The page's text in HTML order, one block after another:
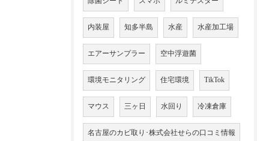
内装屋 知多半島 水産 水産加工場
エアーサンプラー 空中浮遊菌
環境モニタリング 住宅環境 TikTok
マウス 三ヶ日 水回り 冷凍倉庫
名古屋のカビ取り･株式会社せらの口コミ情報